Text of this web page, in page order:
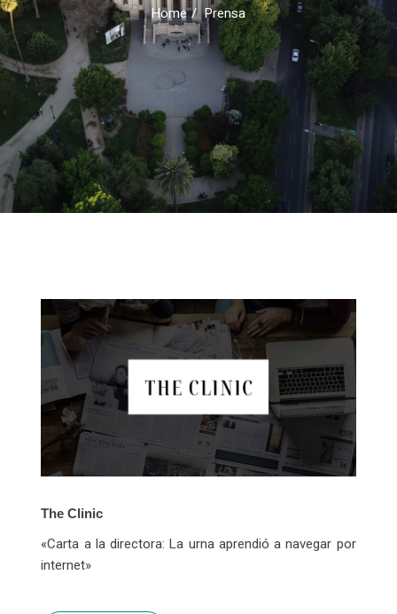
Home Prensa
The Clinic
«Carta a la directora: La urna aprendió a navegar por
internet»